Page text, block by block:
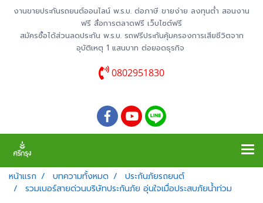
งานขายประกันรถยนต์ออนไลน์ พ.ร.บ. ต่อภาษี ขายง่าย ลงทุนต่ำ สอนงาน
ฟรี สื่อการตลาดฟรี เว็บไซต์ฟรี
สมัครซื้อได้ส่วนลดประกัน พ.ร.บ. รถฟรีประกันคุ้มครองการเสียชีวิตจาก
อุบัติเหตุ 1 แสนบาท ต่อยอดธุรกิจ
0802951830
หน้าแรก บทความทั้งหมด
ประกันภัยรถยนต์
รวมเบอร์สายด่วนบริษัทประกันภัย อุ่นใจเมื่อประสบภัยน้ำท่วม